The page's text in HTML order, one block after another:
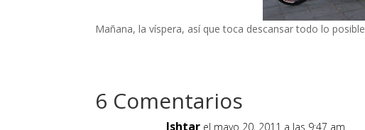
Mañana, la víspera, así que toca descansar todo lo
6 Comentarios
Ishtar el mayo 20, 2011 a las 9:47 am